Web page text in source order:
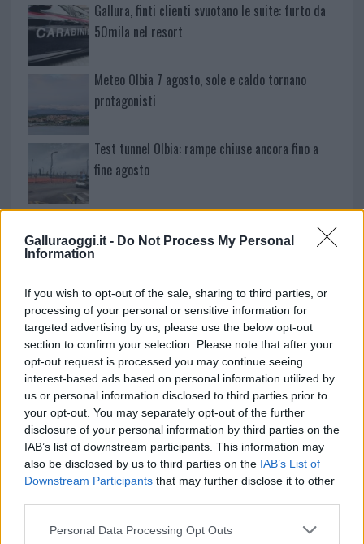
Galluraoggi.it - Do Not Process My Personal
Information
If you wish to opt-out of the sale, sharing to third parties, or
processing of your personal or sensitive information for
targeted advertising by us, please use the below opt-out
section to confirm your selection. Please note that after your
opt-out request is processed you may continue seeing
interest-based ads based on personal information utilized by
us or personal information disclosed to third parties prior to
your opt-out. You may separately opt-out of the further
disclosure of your personal information by third parties on the
IAB’s list of downstream participants. This information may
also be disclosed by us to third parties on the IAB’s List of
Downstream Participants that may further disclose it to other
Please note that this website/app uses one or more Google
Personal Data Processing Opt Outs
Gallura, finti clienti svuotano le suite: furto da
50mila nel resort
Meteo Olbia 7 agosto, sole e caldo tornano
protagonisti
Test tunnel Olbia: rampe chiuse ancora fino a
fine agosto
Aggius conquista la classifica delle mete più
amate dell’estate 2026
NECROLOGIE